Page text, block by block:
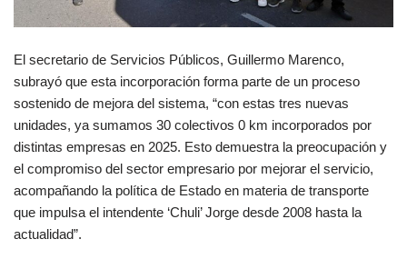
El secretario de Servicios Públicos, Guillermo Marenco,
subrayó que esta incorporación forma parte de un proceso
sostenido de mejora del sistema, “con estas tres nuevas
unidades, ya sumamos 30 colectivos 0 km incorporados por
distintas empresas en 2025. Esto demuestra la preocupación y
el compromiso del sector empresario por mejorar el servicio,
acompañando la política de Estado en materia de transporte
que impulsa el intendente ‘Chuli’ Jorge desde 2008 hasta la
actualidad”.